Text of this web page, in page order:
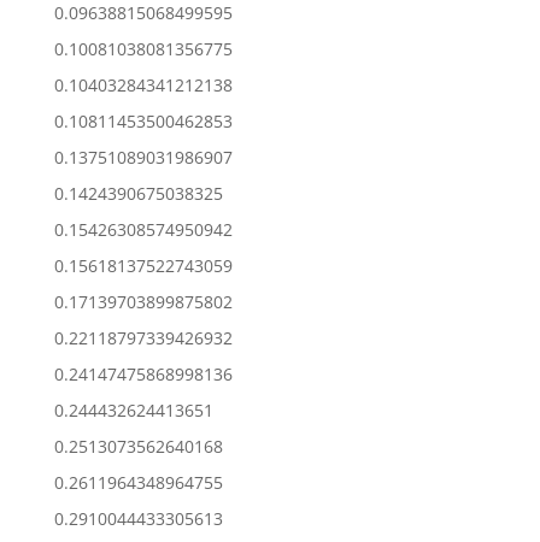
0.09638815068499595
0.10081038081356775
0.10403284341212138
0.10811453500462853
0.13751089031986907
0.1424390675038325
0.15426308574950942
0.15618137522743059
0.17139703899875802
0.22118797339426932
0.24147475868998136
0.244432624413651
0.2513073562640168
0.2611964348964755
0.2910044433305613